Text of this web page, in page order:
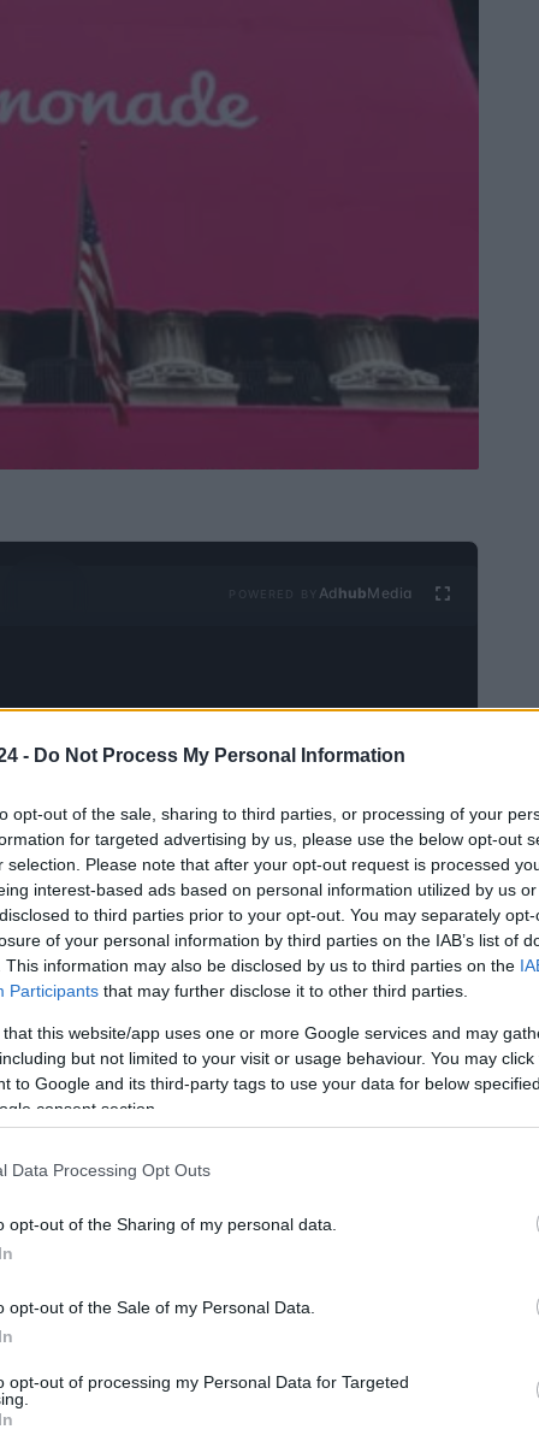
- Do Not Process My Personal Information
opt-out of the sale, sharing to third parties, or processing of your
for targeted advertising by us, please use the below opt-out
selection. Please note that after your opt-out request is processed
interest-based ads based on personal information utilized by us
to third parties prior to your opt-out. You may separately
of your personal information by third parties on the IAB’s list of
This information may also be disclosed by us to third parties on the
Participants that may further disclose it to other third parties.
that this website/app uses one or more Google services and may
but not limited to your visit or usage behaviour. You may
to Google and its third-party tags to use your data for below
consent section.
Data Processing Opt Outs
opt-out of the Sharing of my personal data.
opt-out of the Sale of my Personal Data.
opt-out of processing my Personal Data for Targeted
Ad hubMedia
inteligencia artificial y tecnología para
conveniente y accesible para los consumidores.
inquilinos, propietarios de viviendas, mascotas y de
cotizan en la Bolsa de Valores de Nueva York
últimas noticias
de 20 millones de dólares de inversores
impulsadas por la inteligencia artificial que pueden
tiene la intención de utilizar la inversión para